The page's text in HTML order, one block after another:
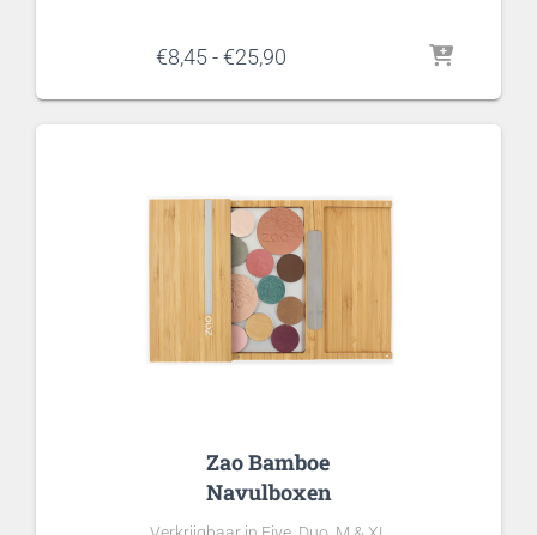
€8,45-€25,90
tot
Zao Bamboe
Navulboxen